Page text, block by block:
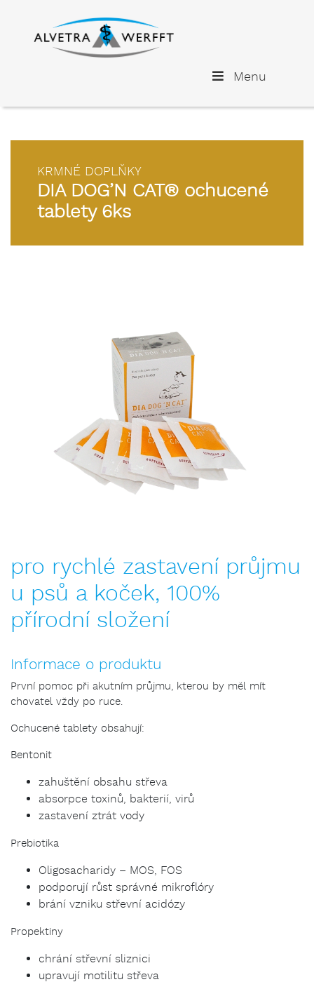
Menu
KRMNÉ DOPLŇKY
DIA DOG’N CAT® ochucené
tablety 6ks
pro rychlé zastavení průjmu
u psů a koček, 100%
přírodní složení
Informace o produktu
První pomoc při akutním průjmu, kterou by měl mít
chovatel vždy po ruce.
Ochucené tablety obsahují:
Bentonit
zahuštění obsahu střeva
absorpce toxinů, bakterií, virů
zastavení ztrát vody
Prebiotika
Oligosacharidy – MOS, FOS
podporují růst správné mikroflóry
brání vzniku střevní acidózy
Propektiny
chrání střevní sliznici
upravují motilitu střeva